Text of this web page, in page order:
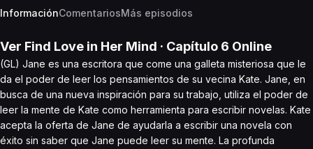
InformaciónComentariosMás episodios
Ver Find Love in Her Mind · Capítulo 6 Online
(GL) Jane es una escritora que come una galleta misteriosa que le
da el poder de leer los pensamientos de su vecina Kate. Jane, en
busca de una nueva inspiración para su trabajo, utiliza el poder de
leer la mente de Kate como herramienta para escribir novelas. Kate
acepta la oferta de Jane de ayudarla a escribir una novela con
éxito sin saber que Jane puede leer su mente. La profunda